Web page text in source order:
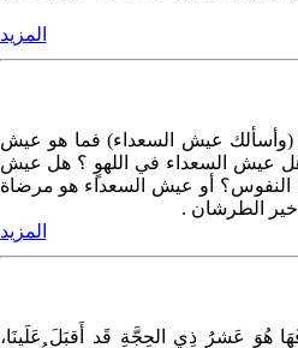
المزيد
: (وأسألك عيش السعداء) فما هو عيش
عيش السعداء في اللهوٍ ؟ هل عيش
النفوس؟ أو عيش السعداء هو مرضاة
خير الطرشان .
المزيد
هُوَ عَشرُ ذِي الحِجَّةِ قَد أَقبَلَ عَلَينَا،